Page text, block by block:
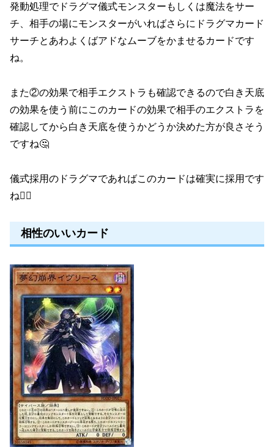
発動処理でドラグマ儀式モンスターもしくは魔法をサー
チ、相手の場にモンスターがいればさらにドラグマカード
サーチとあわよくばアドなムーブをかませるカードです
ね。
また②の効果で相手エクストラも確認できるので白き天底
の効果を使う前にこのカードの効果で相手のエクストラを
確認してから白き天底を使うかどうか決めた方が良さそう
ですね🤔
儀式採用のドラグマであればこのカードは確実に採用です
ね🙆‍♂️
相性のいいカード